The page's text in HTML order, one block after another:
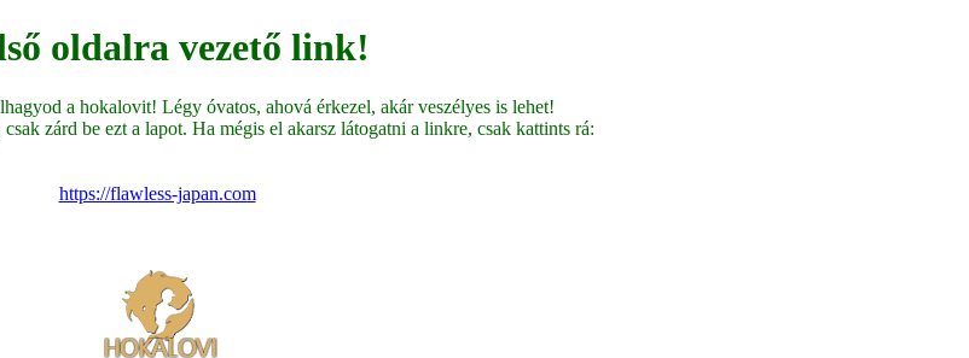
oldalra vezető link!
a hokalovit! Légy óvatos, ahová érkezel, akár veszélyes is lehet!
zárd be ezt a lapot. Ha mégis el akarsz látogatni a linkre, csak kattints rá:
https://flawless-japan.com